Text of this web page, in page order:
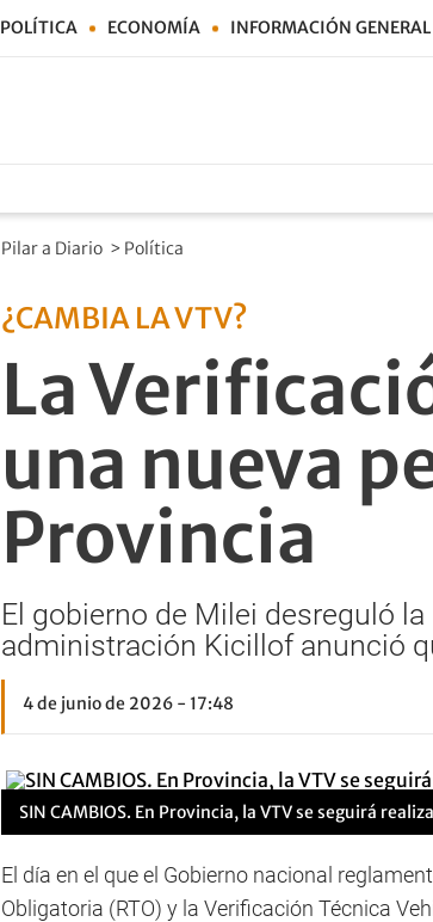
POLÍTICA ECONOMÍA INFORMACIÓN GENERAL
Pilar a Diario > Política
¿CAMBIA LA VTV?
La
una nueva
Provincia
El gobierno de Milei desreguló
administración Kicillof anunció
4 de junio de 2026 - 17:48
SIN CAMBIOS. En Provincia, la VTV se seguirá
El día en el que el Gobierno nacional
Obligatoria (RTO) y la Verificación Técnica